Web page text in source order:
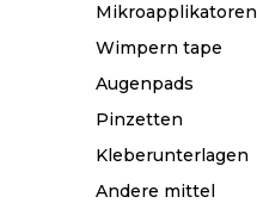
Mikroapplikatoren
Wimpern tape
Augenpads
Pinzetten
Kleberunterlagen
Andere mittel